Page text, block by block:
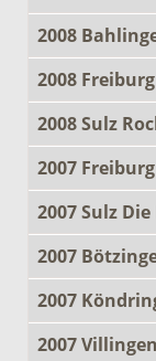
2008
2008
2008 Sulz
2007
2007 Sulz Die
2007
2007
2007